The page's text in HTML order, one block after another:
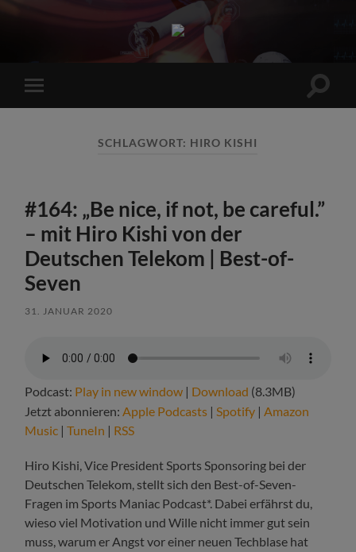
Sports
Maniac
Mobile-
Menü
SCHLAGWORT: HIRO KISHI
#164: „Be nice, if not, be careful.”
– mit Hiro Kishi von der
Deutschen Telekom | Best-of-
Seven
31. JANUAR 2020
Podcast: Play in new window | Download (8.3MB)
Jetzt abonnieren:Apple Podcasts |Spotify |Amazon
Music |TuneIn | RSS
Hiro Kishi, Vice President Sports Sponsoring bei der
Deutschen Telekom, stellt sich den Best-of-Seven-
Fragen im Sports Maniac Podcast*. Dabei erfährst du,
wieso viel Motivation und Wille nicht immer gut sein
muss, warum er Angst vor einer neuen Techblase hat